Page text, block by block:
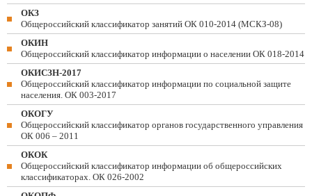
ОКЗ
Общероссийский классификатор занятий ОК 010-2014 (МСКЗ-08)
ОКИН
Общероссийский классификатор информации о населении ОК 018-2014
ОКИСЗН-2017
Общероссийский классификатор информации по социальной защите
населения. ОК 003-2017
ОКОГУ
Общероссийский классификатор органов государственного управления
ОК 006 – 2011
ОКОК
Общероссийский классификатор информации об общероссийских
классификаторах. ОК 026-2002